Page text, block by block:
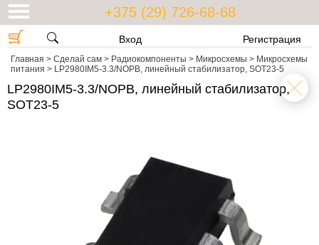
+375 (29) 726-68-68
Вход Регистрация
Главная > Сделай сам > Радиокомпоненты > Микросхемы > Микросхемы
питания > LP2980IM5-3.3/NOPB, линейный стабилизатор, SOT23-5
LP2980IM5-3.3/NOPB, линейный стабилизатор,
SOT23-5